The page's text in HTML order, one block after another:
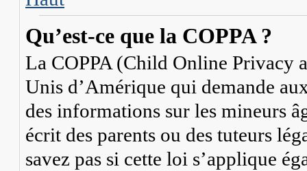
Qu’est-ce que la COPPA ?
La COPPA (Child Online Privacy
Unis d’Amérique qui demande
des informations sur les mineurs
écrit des parents ou des tuteurs
savez pas si cette loi s’applique